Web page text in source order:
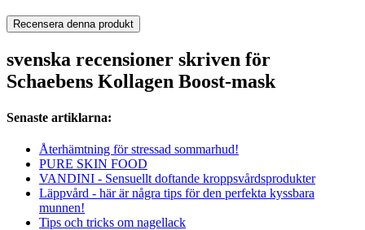
Recensera denna produkt
svenska recensioner skriven för
Schaebens Kollagen Boost-mask
Senaste artiklarna:
Återhämtning för stressad sommarhud!
PURE SKIN FOOD
VANDINI - Sensuellt doftande kroppsvårdsprodukter
Läppvård - här är några tips för den perfekta kyssbara
munnen!
Tips och tricks om nagellack